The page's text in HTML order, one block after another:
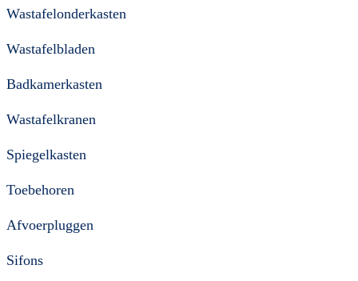
Wastafelonderkasten
Wastafelbladen
Badkamerkasten
Wastafelkranen
Spiegelkasten
Toebehoren
Afvoerpluggen
Sifons